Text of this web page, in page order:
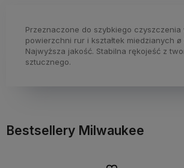
Przeznaczone do szybkiego
powierzchni rur i kształtek miedzianych ø
Najwyższa jakość. Stabilna rękojeść z
sztucznego.
Bestsellery Milwaukee